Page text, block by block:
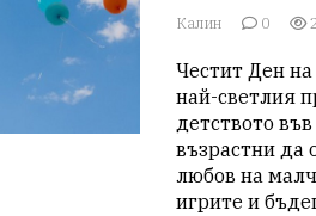
Калин 0
Честит Ден
най-светлия
детството
възрастни да
любов на
игрите и